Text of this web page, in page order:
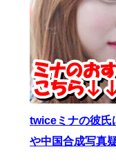
twiceミナの彼氏
や中国合成写真